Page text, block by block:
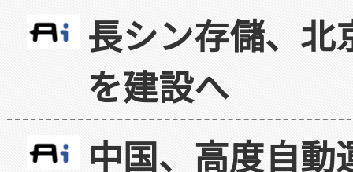
長シン存儲、北
を建設へ
中国、高度自